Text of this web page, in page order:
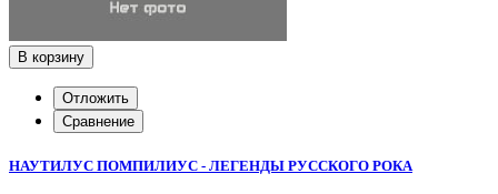
В корзину
Отложить
Сравнение
НАУТИЛУС ПОМПИЛИУС - ЛЕГЕНДЫ РУССКОГО РОКА